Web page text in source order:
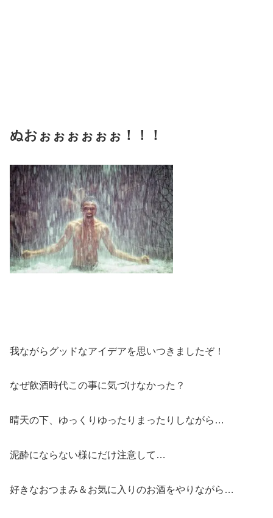
ぬお ぉぉぉぉぉぉ！！！
我ながらグッドなアイデアを思いつきましたぞ！
なぜ飲酒時代この事に気づけなかった？
晴天の下、ゆっくりゆったりまったりしながら…
泥酔にならない様にだけ注意して…
好きなおつまみ＆お気に入りのお酒をやりながら…